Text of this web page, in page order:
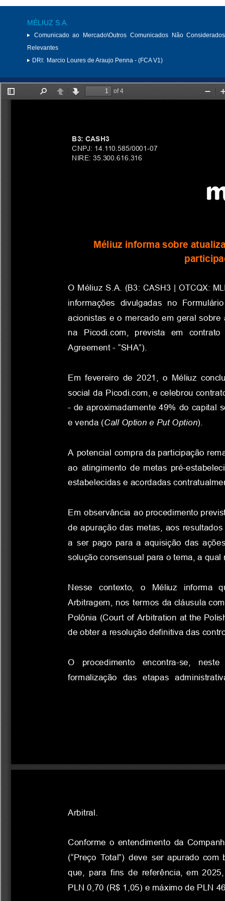
MÉLIUZ S.A.
Comunicado ao Mercado\Outros Comunicados Não
Relevantes
DRI: Marcio Loures de Araujo Penna - (FCA V1)